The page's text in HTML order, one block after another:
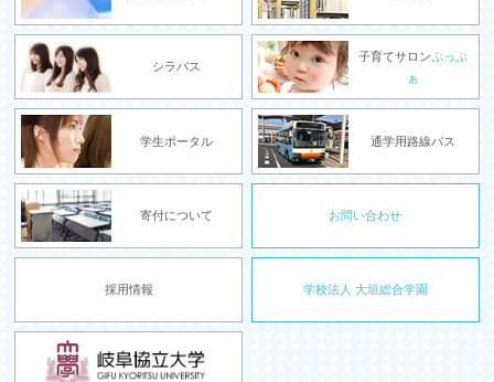
シラバス
子育てサロンぷっぷ
ぁ
学生ポータル 通学用路線バス
寄付について お問い合わせ
採用情報 学校法人 大垣総合学園